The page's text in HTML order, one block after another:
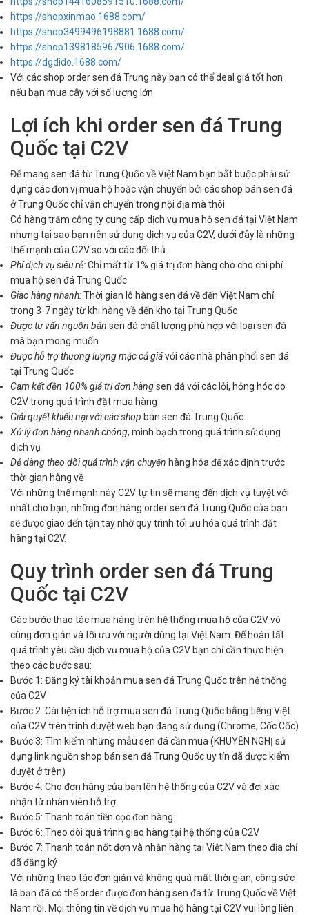
https://shopxinmao.1688.com/
https://shop3499496198881.1688.com/
https://shop1398185967906.1688.com/
https://dgdido.1688.com/
Với các shop order sen đá Trung này bạn có thể deal giá tốt hơn
nếu bạn mua cây với số lượng lớn.
Lợi ích khi order sen đá Trung
Quốc tại C2V
Để mang sen đá từ Trung Quốc về Việt Nam bạn bắt buộc phải sử
dụng các đơn vị mua hộ hoặc vận chuyển bởi các shop bán sen đá
ở Trung Quốc chỉ vận chuyển trong nội địa mà thôi.
Có hàng trăm công ty cung cấp dịch vụ mua hộ sen đá tại Việt Nam
nhưng tại sao bạn nên sử dụng dịch vụ của C2V, dưới đây là những
thế mạnh của C2V so với các đối thủ.
Phí dịch vụ siêu rẻ:Chỉ mất từ 1% giá trị đơn hàng cho cho chi phí
mua hộ sen đá Trung Quốc
Giao hàng nhanh:Thời gian lô hàng sen đá về đến Việt Nam chỉ
trong 3-7 ngày từ khi hàng về đến kho tại Trung Quốc
Được tư vấn nguồn bán sen đá chất lượng phù hợp với loại sen đá
mà bạn mong muốn
Được hỗ trợ thương lượng mặc cả giávới các nhà phân phối sen đá
tại Trung Quốc
Cam kết đền 100% giá trị đơn hàngsen đá với các lỗi, hỏng hóc do
C2V trong quá trình đặt mua hàng
Giải quyết khiếu nại với các shop bán sen đá Trung Quốc
Xử lý đơn hàng nhanh chóng, minh bạch trong quá trình sử dụng
dịch vụ
Dễ dàng theo dõi quá trình vận chuyển hàng hóa để xác định trước
thời gian hàng về
Với những thế mạnh này C2V tự tin sẽ mang đến dịch vụ tuyệt với
nhất cho bạn, những đơn hàng order sen đá Trung Quốc của bạn
sẽ được giao đến tận tay nhờ quy trình tối ưu hóa quá trình đặt
hàng tại C2V.
Quy trình order sen đá Trung
Quốc tại C2V
Các bước thao tác mua hàng trên hệ thống mua hộ của C2V vô
cùng đơn giản và tối ưu với người dùng tại Việt Nam. Để hoàn tất
quá trình yêu cầu dịch vụ mua hộ của C2V bạn chỉ cần thực hiện
theo các bước sau:
Bước 1: Đăng ký tài khoản mua sen đá Trung Quốc trên hệ thống
của C2V
Bước 2: Cài tiện ích hỗ trợ mua sen đá Trung Quốc bằng tiếng Việt
của C2V trên trình duyệt web bạn đang sử dụng (Chrome, Cốc Cốc)
Bước 3: Tìm kiếm những mẫu sen đá cần mua (KHUYẾN NGHỊ sử
dụng link nguồn shop bán sen đá Trung Quốc uy tín đã được kiểm
duyệt ở trên)
Bước 4: Cho đơn hàng của bạn lên hệ thống của C2V và đợi xác
nhận từ nhân viên hỗ trợ
Bước 5: Thanh toán tiền cọc đơn hàng
Bước 6: Theo dõi quá trình giao hàng tại hệ thống của C2V
Bước 7: Thanh toán nốt đơn và nhận hàng tại Việt Nam theo địa chỉ
đã đăng ký
Với những thao tác đơn giản và không quá mất thời gian, công sức
là bạn đã có thể order được đơn hàng sen đá từ Trung Quốc về Việt
Nam rồi. Mọi thông tin về dịch vụ mua hộ hàng tại C2V vui lòng liên